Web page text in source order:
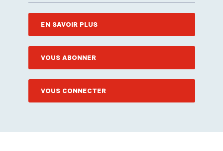
EN SAVOIR PLUS
VOUS ABONNER
VOUS CONNECTER